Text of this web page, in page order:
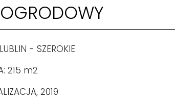
- SZEROKIE
215 m2
2019